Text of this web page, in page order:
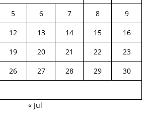
5 6 7 8
9
12 13 14 15
16
19 20 21 22
23
26 27 28 29
30
« Jul